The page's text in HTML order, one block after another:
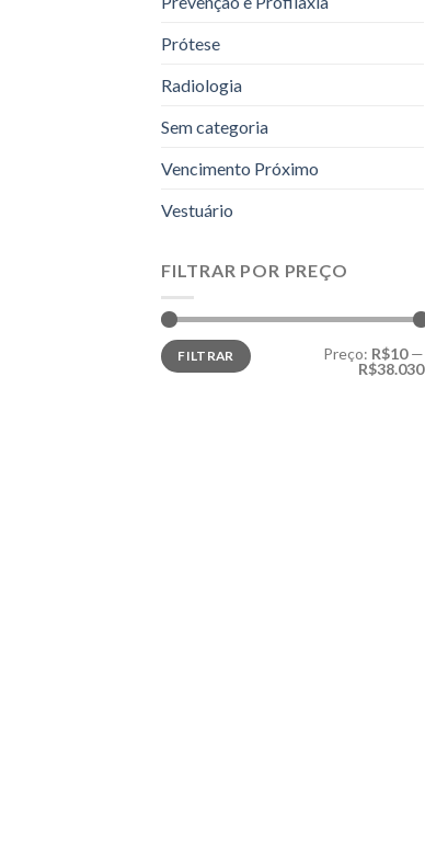
Prótese
Radiologia
Sem categoria
Vencimento Próximo
Vestuário
FILTRAR POR PREÇO
Preço
mínimo
Preço
máximo
FILTRAR Preço: R$10—
R$38.030